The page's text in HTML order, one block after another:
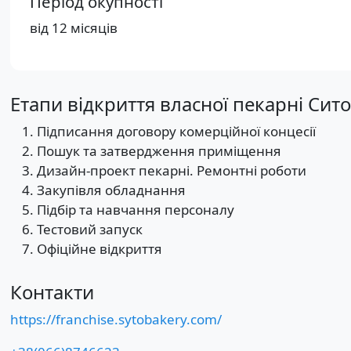
від 12 місяців
Етапи відкриття власної пекарні
Підписання договору комерційної концесії
Пошук та затвердження приміщення
Дизайн-проект пекарні. Ремонтні роботи
Закупівля обладнання
Підбір та навчання персоналу
Тестовий запуск
Офіційне відкриття
Контакти
https://franchise.sytobakery.com/